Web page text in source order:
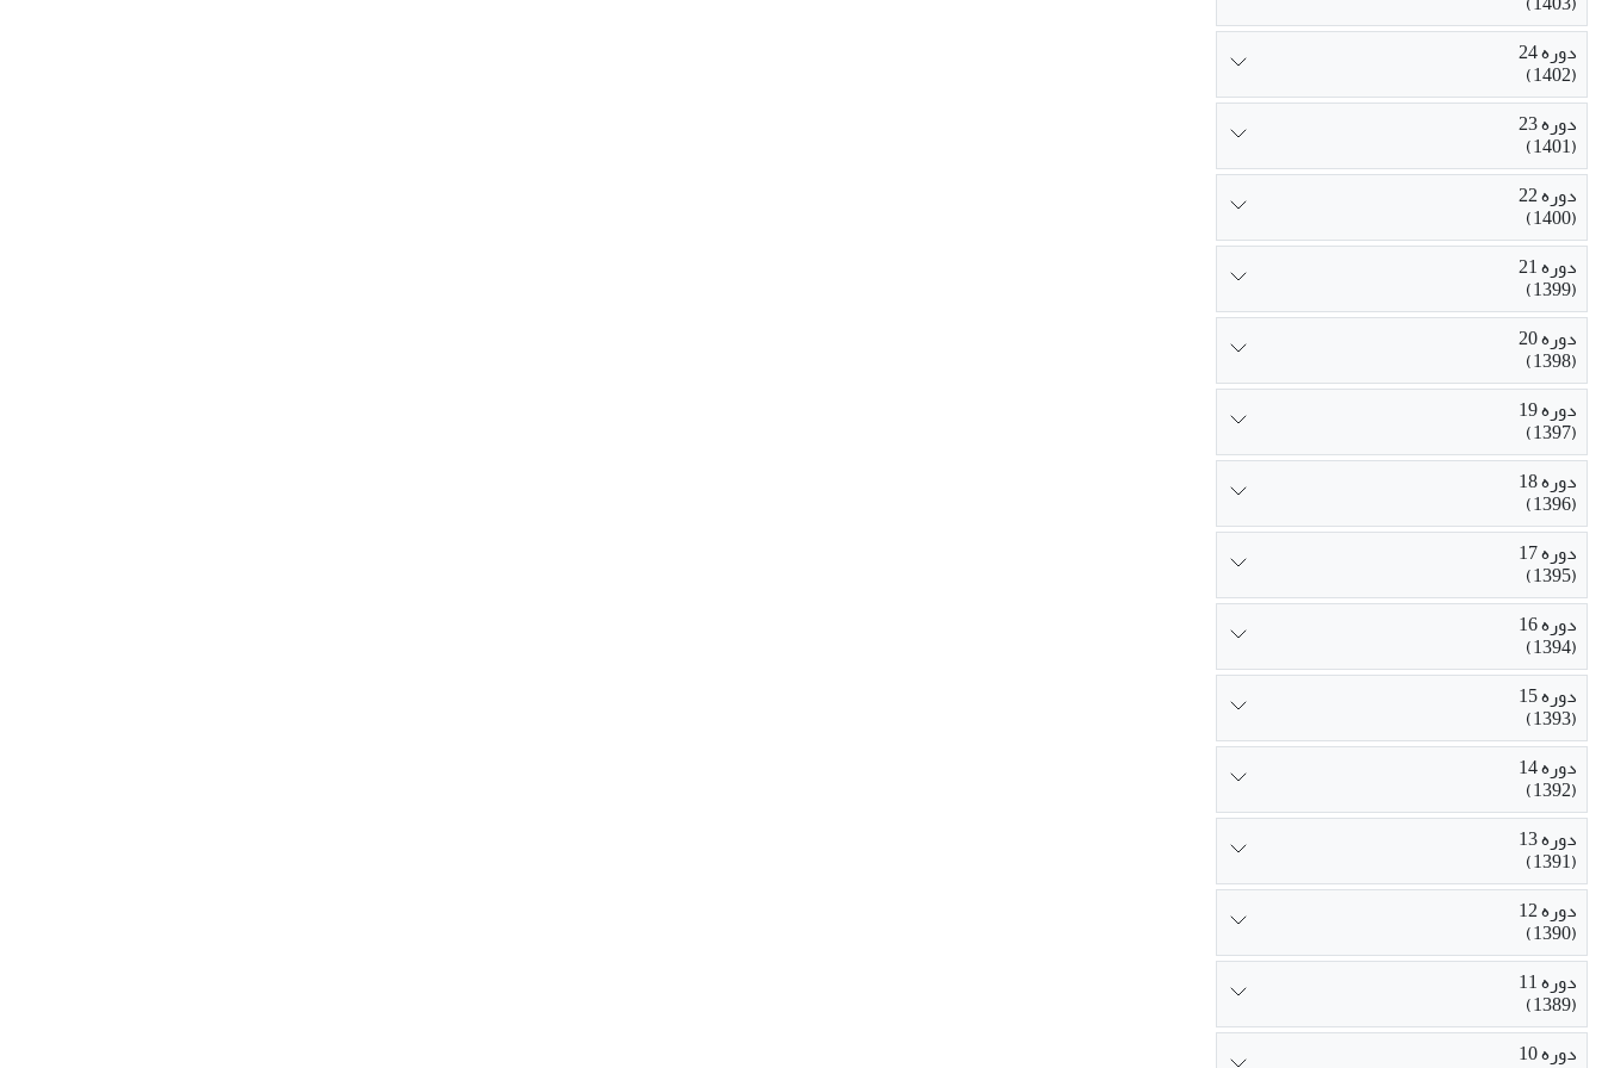
دوره 24
(1402)
دوره 23
(1401)
دوره 22
(1400)
دوره 21
(1399)
دوره 20
(1398)
دوره 19
(1397)
دوره 18
(1396)
دوره 17
(1395)
دوره 16
(1394)
دوره 15
(1393)
دوره 14
(1392)
دوره 13
(1391)
دوره 12
(1390)
دوره 11
(1389)
دوره 10